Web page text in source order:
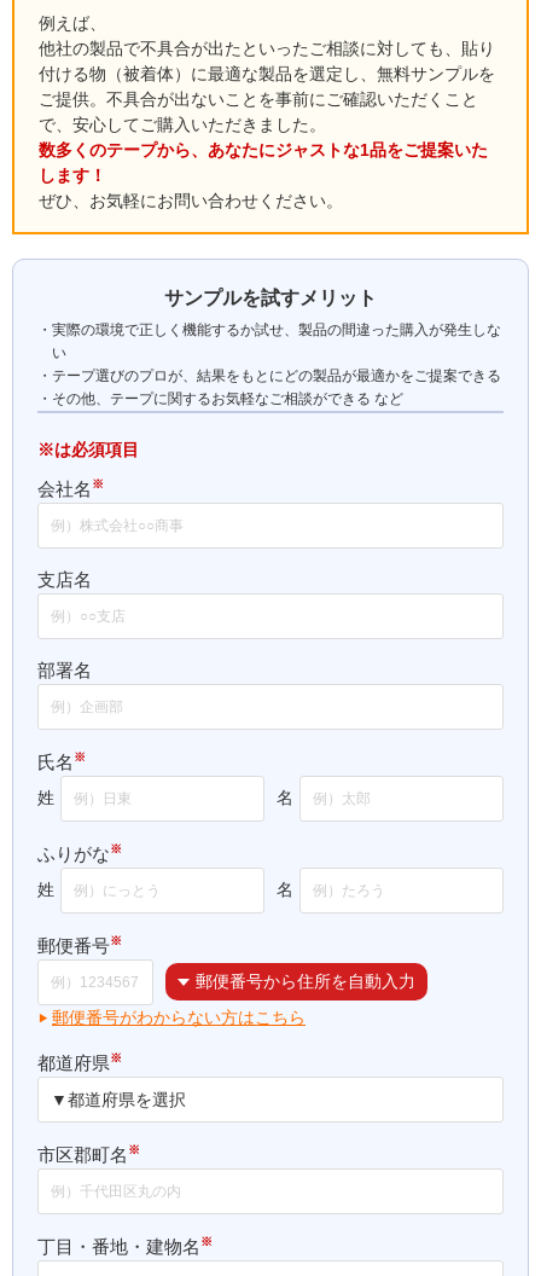
例えば、
他社の製品で不具合が出たといったご相談に対しても、貼り
付ける物（被着体）に最適な製品を選定し、無料サンプルを
ご提供。不具合が出ないことを事前にご確認いただくこと
で、安心してご購入いただきました。
数多くのテープから、あなたにジャストな1品をご提案いた
します！
ぜひ、お気軽にお問い合わせください。
サンプルを試すメリット
実際の環境で正しく機能するか試せ、製品の間違った購入が発生しな
い
テープ選びのプロが、結果をもとにどの製品が最適かをご提案できる
その他、テープに関するお気軽なご相談ができる など
※は必須項目
会社名 ※
支店名
部署名
氏名 ※
姓 名
ふりがな※
姓 名
郵便番号※
郵便番号から住所を自動入力
郵便番号がわからない方はこちら
都道府県※
市区郡町名 ※
丁目・番地・建物名 ※